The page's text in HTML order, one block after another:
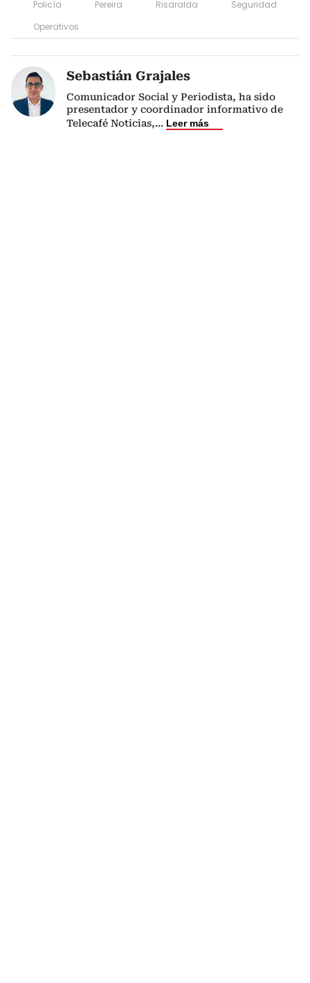
Policía Pereira Risaralda
Seguridad
Operativos
Sebastián Grajales
Comunicador Social y Periodista, ha sido
presentador y coordinador informativo de
Telecafé Noticias,... Leer más